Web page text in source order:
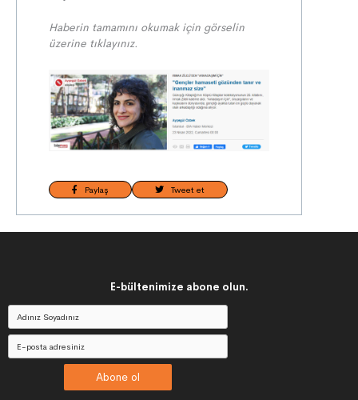
Haberin tamamını okumak için görselin
üzerine tıklayınız.
Paylaş Tweet et
E-bültenimize abone olun.
Abone ol